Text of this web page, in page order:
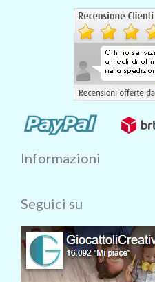
Informazioni
Seguici su